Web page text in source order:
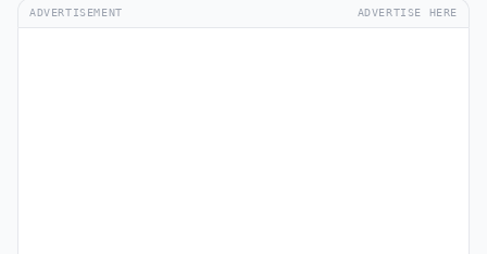
ADVERTISEMENT ADVERTISE HERE